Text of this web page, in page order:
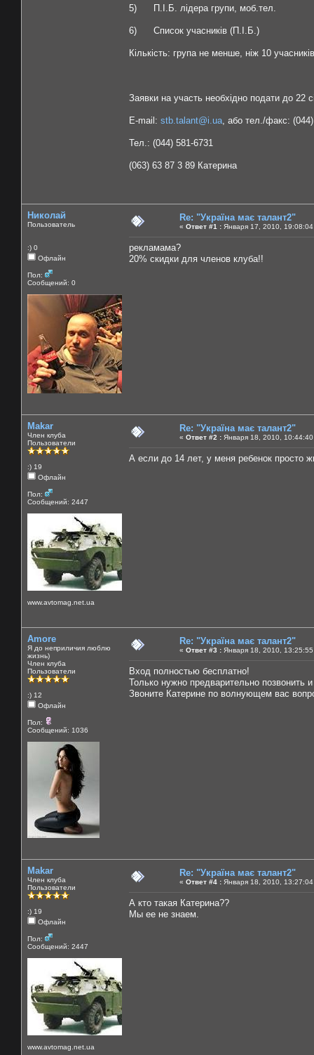
5) П.І.Б. лідера групи, моб.тел.
6) Список учасників (П.І.Б.)
Кількість: група не менше, ніж 10
Заявки на участь необхідно подати до 22
E-mail: stb.talant@i.ua , або тел./факс:
Тел.: (044) 581-6731
(063) 63 87 3 89 Катерина
Николай
Пользователь
:) 0
Офлайн
Пол:
Сообщений: 0
Re: "Україна має талант2"
« Ответ #1 : Января 17, 2010,
рекламама?
20% скидки для членов клуба!!
Makar
Член клуба
Пользователи
:) 19
Офлайн
Пол:
Сообщений: 2447
www.avtomag.net.ua
Re: "Україна має талант2"
« Ответ #2 : Января 18, 2010,
А если до 14 лет, у меня ребенок просто
Amore
Я до неприличия люблю
жизнь)
Член клуба
Пользователи
:) 12
Офлайн
Пол:
Сообщений: 1036
Re: "Україна має талант2"
« Ответ #3 : Января 18, 2010,
Вход полностью бесплатно!
Только нужно предварительно
Звоните Катерине по волнующем вас
Makar
Член клуба
Пользователи
:) 19
Офлайн
Пол:
Сообщений: 2447
www.avtomag.net.ua
Re: "Україна має талант2"
« Ответ #4 : Января 18, 2010,
А кто такая Катерина??
Мы ее не знаем.